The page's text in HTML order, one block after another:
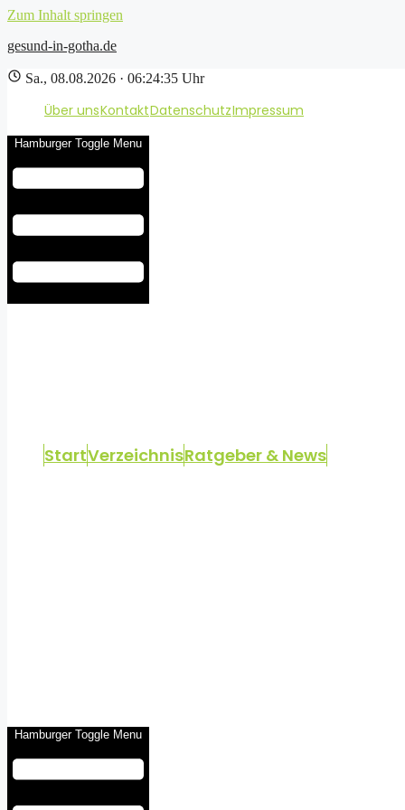
Zum Inhalt springen
gesund-in-gotha.de
Sa., 08.08.2026 · 06:24:36 Uhr
Über unsKontaktDatenschutzImpressum
Hamburger Toggle Menu
StartVerzeichnisRatgeber & News
Hamburger Toggle Menu